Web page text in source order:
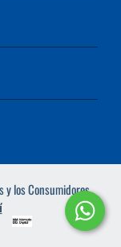
y los Consumidores.